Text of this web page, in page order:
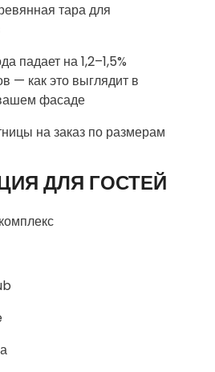
тара для
падает на 1,2–1,5%
— как это выглядит в
фасаде
на заказ по размерам
ДЛЯ ГОСТЕЙ